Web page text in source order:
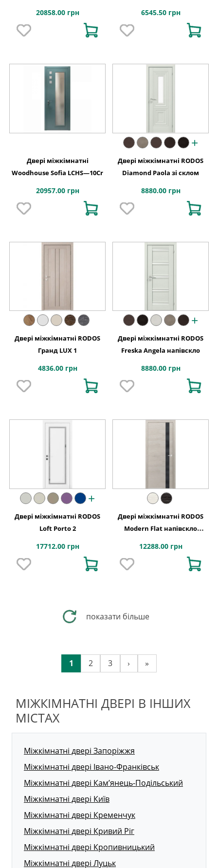
20858.00 грн 6545.50 грн
Двері міжкімнатні
Woodhouse Sofia LCHS—10Cr
20957.00 грн
+
Двері міжкімнатні RODOS
Diamond Paola зі склом
8880.00 грн
Двері міжкімнатні RODOS
Гранд LUX 1
4836.00 грн
+
Двері міжкімнатні RODOS
Freska Angela напівскло
8880.00 грн
+
Двері міжкімнатні RODOS
Loft Porto 2
17712.00 грн
Двері міжкімнатні RODOS
Modern Flat напівскло
12288.00 грн
показати більше
1 2 3 › »
МІЖКІМНАТНІ ДВЕРІ В ІНШИХ
МІСТАХ
Міжкімнатні двері Запоріжжя
Міжкімнатні двері Івано-Франківськ
Міжкімнатні двері Кам’янець-Подільський
Міжкімнатні двері Київ
Міжкімнатні двері Кременчук
Міжкімнатні двері Кривий Ріг
Міжкімнатні двері Кропивницький
Міжкімнатні двері Луцьк